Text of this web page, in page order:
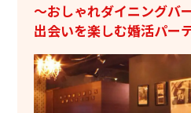
〜おしゃれダイニングバ
出会いを楽しむ婚活パー